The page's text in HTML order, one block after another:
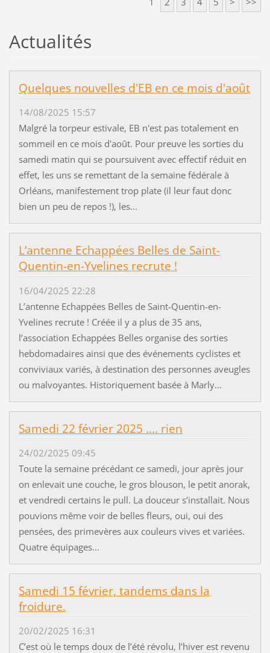
Actualités
Quelques nouvelles d'EB en ce mois d'août
14/08/2025 15:57
Malgré la torpeur estivale, EB n'est pas totalement en
sommeil en ce mois d'août. Pour preuve les sorties du
samedi matin qui se poursuivent avec effectif réduit en
effet, les uns se remettant de la semaine fédérale à
Orléans, manifestement trop plate (il leur faut donc
bien un peu de repos !), les...
L’antenne Echappées Belles de Saint-
Quentin-en-Yvelines recrute !
16/04/2025 22:28
L’antenne Echappées Belles de Saint-Quentin-en-
Yvelines recrute ! Créée il y a plus de 35 ans,
l’association Echappées Belles organise des sorties
hebdomadaires ainsi que des événements cyclistes et
conviviaux variés, à destination des personnes aveugles
ou malvoyantes. Historiquement basée à Marly...
Samedi 22 février 2025 .... rien
24/02/2025 09:45
Toute la semaine précédant ce samedi, jour après jour
on enlevait une couche, le gros blouson, le petit anorak,
et vendredi certains le pull. La douceur s’installait. Nous
pouvions même voir de belles fleurs, oui, oui des
pensées, des primevères aux couleurs vives et variées.
Quatre équipages...
Samedi 15 février, tandems dans la
froidure.
20/02/2025 16:31
C’est où le temps doux de l’été révolu, l’hiver est revenu